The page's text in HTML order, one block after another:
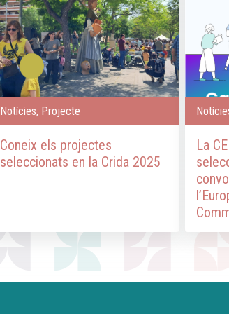
Notícies, Projecte
Coneix els projectes
seleccionats en la Crida 2025
La